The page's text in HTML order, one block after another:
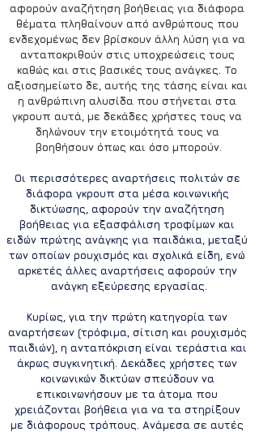
αφορούν αναζήτηση βοήθειας για διάφορα
θέματα πληθαίνουν από ανθρώπους που
ενδεχομένως δεν βρίσκουν άλλη λύση για να
ανταποκριθούν στις υποχρεώσεις τους
καθώς και στις βασικές τους ανάγκες. Το
αξιοσημείωτο δε, αυτής της τάσης είναι και
η ανθρώπινη αλυσίδα που στήνεται στα
γκρουπ αυτά, με δεκάδες χρήστες τους να
δηλώνουν την ετοιμότητά τους να
βοηθήσουν όπως και όσο μπορούν.
Οι περισσότερες αναρτήσεις πολιτών σε
διάφορα γκρουπ στα μέσα κοινωνικής
δικτύωσης, αφορούν την αναζήτηση
βοήθειας για εξασφάλιση τροφίμων και
ειδών πρώτης ανάγκης για παιδάκια , μεταξύ
των οποίων ρουχισμός και σχολικά είδη, ενώ
αρκετές άλλες αναρτήσεις αφορούν την
ανάγκη εξεύρεσης εργασίας.
Κυρίως, για την πρώτη κατηγορία των
αναρτήσεων (τρόφιμα, σίτιση και ρουχισμός
παιδιών), η ανταπόκριση είναι τεράστια και
άκρως συγκινητική. Δεκάδες χρήστες των
κοινωνικών δικτύων σπεύδουν να
επικοινωνήσουν με τα άτομα που
χρειάζονται βοήθεια για να τα στηρίξουν
με διάφορους τρόπους. Ανάμεσα σε αυτές